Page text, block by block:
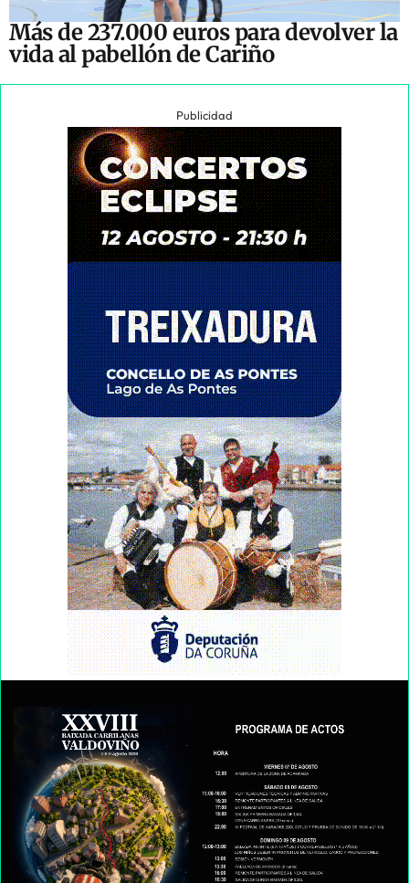
Más de 237.000 euros para devolver la
vida al pabellón de Cariño
Publicidad